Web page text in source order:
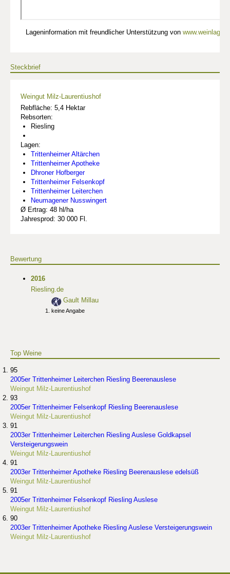
Lageninformation mit freundlicher Unterstützung von
Steckbrief
Weingut Milz-Laurentiushof
Rebfläche: 5,4 Hektar
Rebsorten:
Riesling
Lagen:
Trittenheimer Altärchen
Trittenheimer Apotheke
Dhroner Hofberger
Trittenheimer Felsenkopf
Trittenheimer Leiterchen
Neumagener Nusswingert
Ø Ertrag: 48 hl/ha
Jahresprod: 30 000 Fl.
Bewertung
2016
Riesling.de
Gault Millau
keine Angabe
Top Weine
95
2005er Trittenheimer Leiterchen Riesling Beerenauslese
Weingut Milz-Laurentiushof
93
2005er Trittenheimer Felsenkopf Riesling Beerenauslese
Weingut Milz-Laurentiushof
91
2003er Trittenheimer Leiterchen Riesling Auslese Goldkapsel
Versteigerungswein
Weingut Milz-Laurentiushof
91
2003er Trittenheimer Apotheke Riesling Beerenauslese edelsüß
Weingut Milz-Laurentiushof
91
2005er Trittenheimer Felsenkopf Riesling Auslese
Weingut Milz-Laurentiushof
90
2003er Trittenheimer Apotheke Riesling Auslese Versteigerungswein
Weingut Milz-Laurentiushof